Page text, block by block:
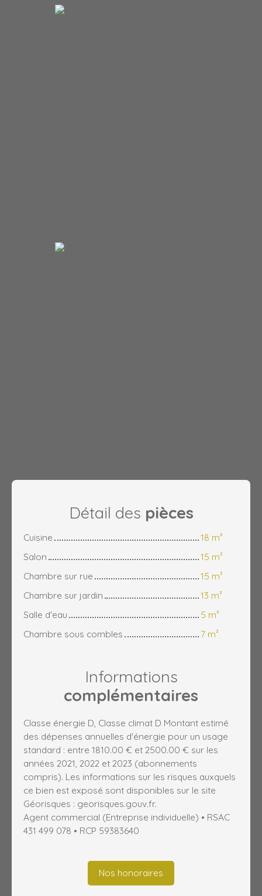
Détail des pièces
Cuisine
18 m²
Salon
15 m²
Chambre sur rue
15 m²
Chambre sur jardin
13 m²
Salle d'eau
5 m²
Chambre sous combles
7 m²
Informations
complémentaires
Classe énergie D, Classe climat D Montant estimé
des dépenses annuelles d'énergie pour un usage
standard : entre 1810.00 € et 2500.00 € sur les
années 2021, 2022 et 2023 (abonnements
compris). Les informations sur les risques auxquels
ce bien est exposé sont disponibles sur le site
Géorisques : georisques.gouv.fr.
Agent commercial (Entreprise individuelle) • RSAC
431 499 078 • RCP 59383640
Nos honoraires